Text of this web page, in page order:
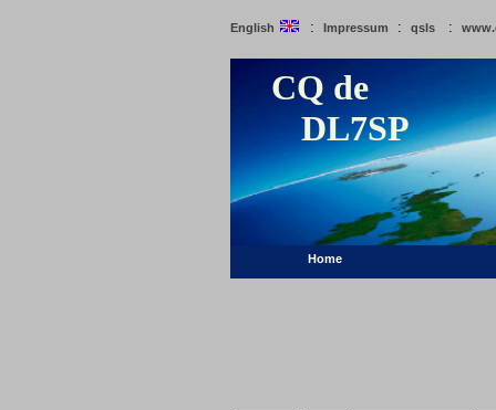
English : Impressum : qsls :
CQ de
DL7SP
Home